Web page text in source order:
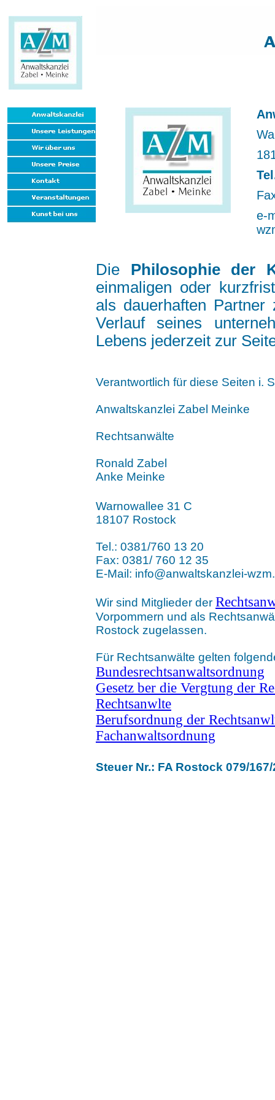
e-
Die Philosophie der
einmaligen oder
als dauerhaften
Verlauf seines
Lebens jederzeit zur
Verantwortlich für diese Seiten i.
Anwaltskanzlei Zabel Meinke
Rechtsanwälte
Ronald Zabel
Anke Meinke
Warnowallee 31 C
18107 Rostock
Tel.: 0381/760 13 20
Fax: 0381/ 760 12 35
E-Mail: info@anwaltskanzlei-
Wir sind Mitglieder der
Vorpommern und als
Rostock zugelassen.
Für Rechtsanwälte gelten
Bundesrechtsanwaltsordnung
Gesetz ber die Vergtung der
Rechtsanwlte
Berufsordnung der
Fachanwaltsordnung
Steuer Nr.: FA Rostock 079/